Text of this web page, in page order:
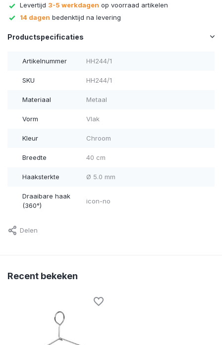
Levertijd 3-5 werkdagen op voorraad artikelen
14 dagen bedenktijd na levering
Productspecificaties
Artikelnummer HH244/1
SKU HH244/1
Materiaal Metaal
Vorm Vlak
Kleur Chroom
Breedte 40 cm
Haaksterkte Ø 5.0 mm
Draaibare haak
(360°)
icon-no
Delen
Recent bekeken